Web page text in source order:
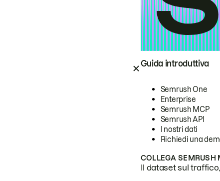
Guida introduttiva
Semrush One
Enterprise
Semrush MCP
Semrush API
I nostri dati
Richiedi una
COLLEGA SEMRUSH
Il dataset sul